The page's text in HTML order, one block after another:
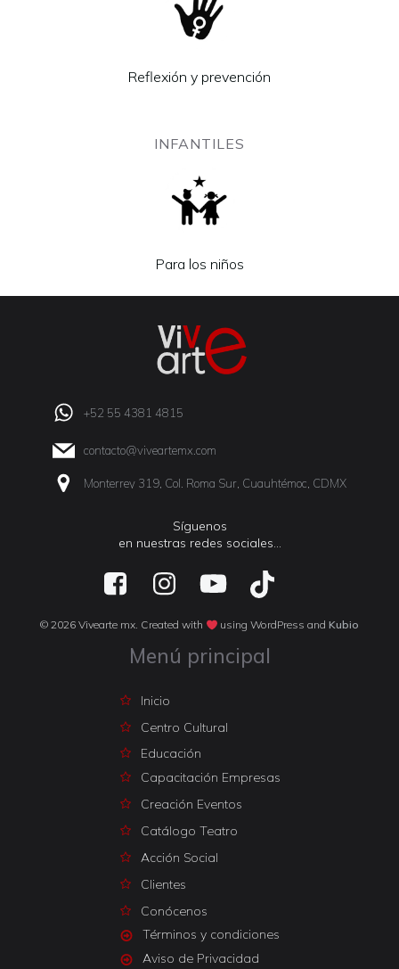
Reflexión y prevención
INFANTILES
Para los niños
+52 55 4381 4815
contacto@viveartemx.com
Monterrey 319, Col. Roma Sur, Cuauhtémoc, CDMX
Síguenos
en nuestras redes sociales…
© 2026 Vivearte mx. Created with using WordPress andKubio
Menú principal
Inicio
Centro Cultural
Educación
Capacitación Empresas
Creación Eventos
Catálogo Teatro
Acción Social
Clientes
Conócenos
Términos y condiciones
Aviso de Privacidad